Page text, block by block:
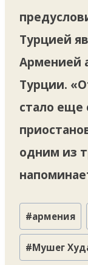
Турцией
Арменией
Турции.
стало еще
одним из
Метки
записи:
#армения
#Мушег